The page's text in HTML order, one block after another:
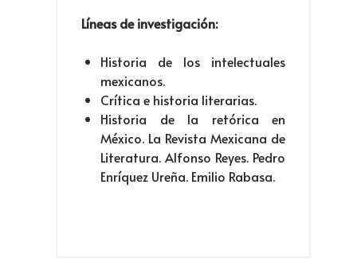
Líneas de investigación:
Historia de los intelectuales
mexicanos.
Crítica e historia literarias.
Historia de la retórica en
México. La Revista Mexicana de
Literatura. Alfonso Reyes. Pedro
Enríquez Ureña. Emilio Rabasa.